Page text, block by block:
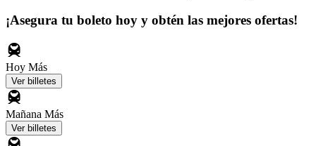
¡Asegura tu boleto hoy y obtén las mejores ofertas!
Hoy Más
Ver billetes
Mañana Más
Ver billetes